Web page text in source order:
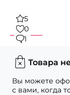
5
0
1
Товара
Вы можете
с вами, когда